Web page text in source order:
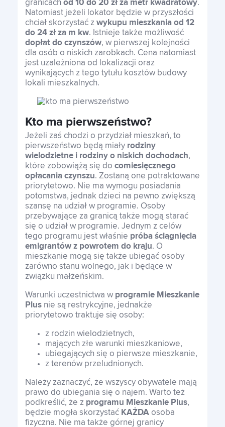
granicach od 10 do 20 zł za metr kwadratowy.
Natomiast jeżeli lokator będzie w przyszłości
chciał skorzystać z wykupu mieszkania od 12
do 24 zł za m kw. Istnieje także możliwość
dopłat do czynszów, w pierwszej kolejności
dla osób o niskich zarobkach. Cena natomiast
jest uzależniona od lokalizacji oraz
wynikających z tego tytułu kosztów budowy
lokali mieszkalnych.
Kto ma pierwszeństwo?
Jeżeli zaś chodzi o przydział mieszkań, to
pierwszeństwo będą miały rodziny
wielodzietne i rodziny o niskich dochodach,
które zobowiążą się do comiesięcznego
opłacania czynszu. Zostaną one potraktowane
priorytetowo. Nie ma wymogu posiadania
potomstwa, jednak dzieci na pewno zwiększą
szansę na udział w programie. Osoby
przebywające za granicą także mogą starać
się o udział w programie. Jednym z celów
tego programu jest właśnie próba ściągnięcia
emigrantów z powrotem do kraju. O
mieszkanie mogą się także ubiegać osoby
zarówno stanu wolnego, jak i będące w
związku małżeńskim.
Warunki uczestnictwa w programie Mieszkanie
Plus nie są restrykcyjne, jednakże
priorytetowo traktuje się osoby:
z rodzin wielodzietnych,
mających złe warunki mieszkaniowe,
ubiegających się o pierwsze mieszkanie,
z terenów przeludnionych.
Należy zaznaczyć, że wszyscy obywatele mają
prawo do ubiegania się o najem. Warto też
podkreślić, że z programu Mieszkanie Plus,
będzie mogła skorzystać KAŻDA osoba
fizyczna. Nie ma także górnej granicy